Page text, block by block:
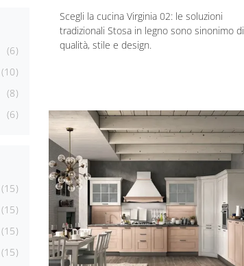
6
10
8
6
15
15
15
15
Scegli la cucina Virginia 02: le soluzioni
tradizionali Stosa in legno sono sinonimo di
qualità, stile e design.